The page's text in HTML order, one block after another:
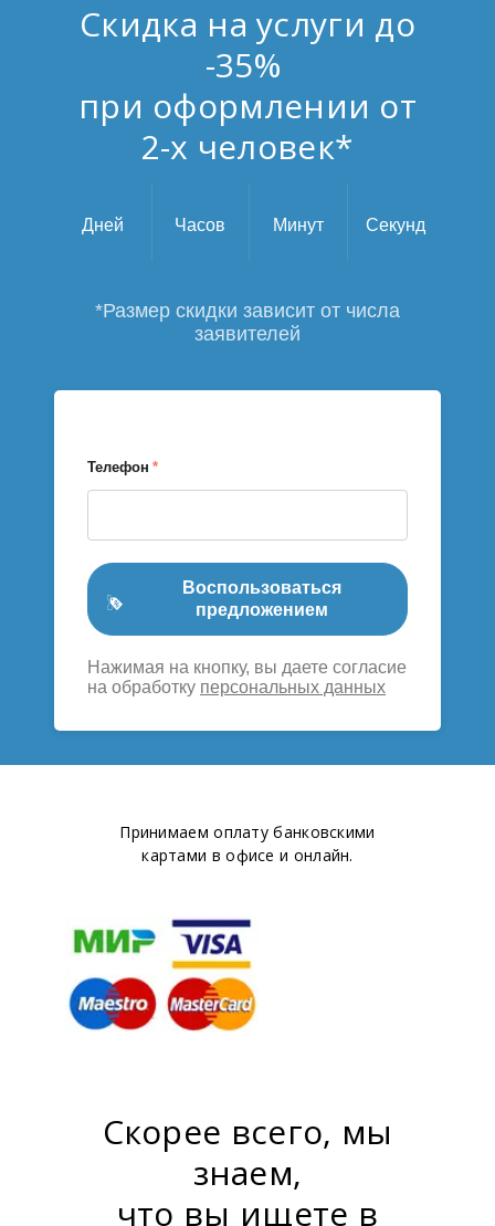
Скидка на услуги до
-35%
при оформлении от
2-х человек*
Дней Часов Минут Секунд
*Размер скидки зависит от числа
заявителей
Телефон *
Воспользоваться
предложением
Нажимая на кнопку, вы даете согласие
на обработку персональных данных
Принимаем оплату банковскими
картами в офисе и онлайн.
Скорее всего, мы
знаем,
что вы ищете в